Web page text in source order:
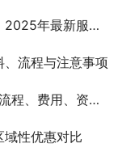
务与价格对比指南
流程与注意事项
与常见问题一次讲清
性优惠对比